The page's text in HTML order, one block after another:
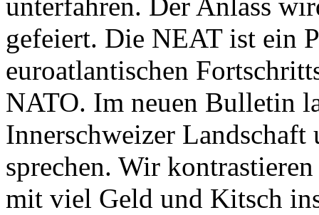
unterfahren. Der Anlass
gefeiert. Die NEAT ist ein
euroatlantischen
NATO. Im neuen Bulletin
Innerschweizer
sprechen. Wir
mit viel Geld und Kitsch